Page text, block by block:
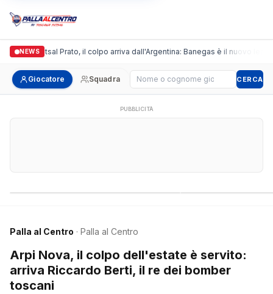
NEWS
Futsal Prato, il colpo arriva dall'Argentina: Banegas è il nuovo leader
Giocatore Squadra Cerca giocatore CERCA
PUBBLICITÀ
Palla al Centro · Palla al Centro
Arpi Nova, il colpo dell'estate è servito:
arriva Riccardo Berti, il re dei bomber
toscani